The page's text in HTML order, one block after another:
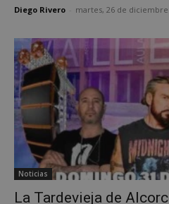
Diego Rivero martes, 26 de diciembre
Noticias
La Tardevieja de